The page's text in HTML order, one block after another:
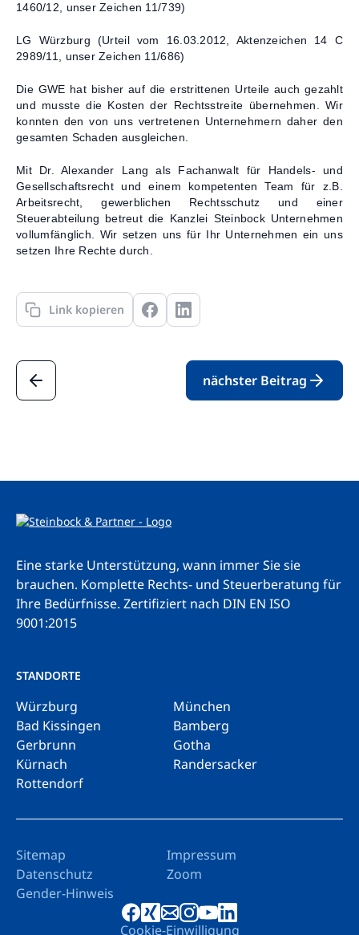
1460/12, unser Zeichen 11/739)
LG Würzburg (Urteil vom 16.03.2012, Aktenzeichen 14 C
2989/11, unser Zeichen 11/686)
Die GWE hat bisher auf die erstrittenen Urteile auch gezahlt
und musste die Kosten der Rechtsstreite übernehmen. Wir
konnten den von uns vertretenen Unternehmern daher den
gesamten Schaden ausgleichen.
Mit Dr. Alexander Lang als Fachanwalt für Handels- und
Gesellschaftsrecht und einem kompetenten Team für z.B.
Arbeitsrecht, gewerblichen Rechtsschutz und einer
Steuerabteilung betreut die Kanzlei Steinbock Unternehmen
vollumfänglich. Wir setzen uns für Ihr Unternehmen ein uns
setzen Ihre Rechte durch.
Link kopieren
nächster Beitrag
Eine starke Unterstützung, wann immer Sie sie
brauchen. Komplette Rechts- und Steuerberatung für
Ihre Bedürfnisse. Zertifiziert nach DIN EN ISO
9001:2015
STANDORTE
Würzburg
München
Bad Kissingen
Bamberg
Gerbrunn
Gotha
Kürnach
Randersacker
Rottendorf
Sitemap
Impressum
Datenschutz
Zoom
Gender-Hinweis
Cookie-Einwilligung